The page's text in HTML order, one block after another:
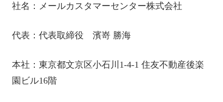
社名：メールカスタマーセンター株式会社
代表：代表取締役 濱嵜 勝海
本社：東京都文京区小石川1-4-1 住友不動産後楽
園ビル16階